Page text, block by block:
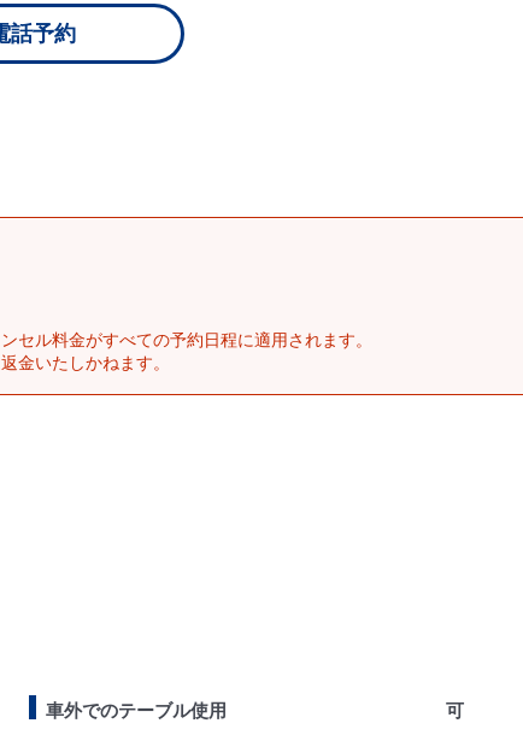
話予約
ル料金がすべての予約日程に適用されます。
金いたしかねます。
車外でのテーブル使用 可